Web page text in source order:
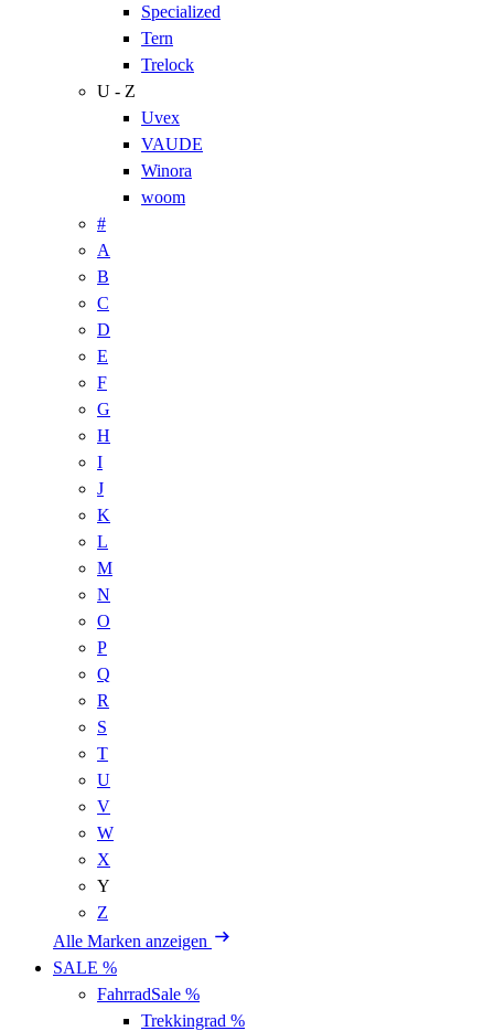
Specialized
Tern
Trelock
U - Z
Uvex
VAUDE
Winora
woom
#
A
B
C
D
E
F
G
H
I
J
K
L
M
N
O
P
Q
R
S
T
U
V
W
X
Y
Z
Alle Marken anzeigen
SALE %
FahrradSale %
Trekkingrad %